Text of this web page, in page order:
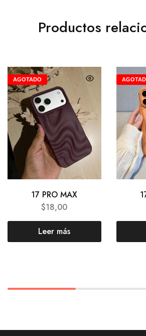
Productos
AGOTADO
17 PRO MAX
$18,00
Leer más